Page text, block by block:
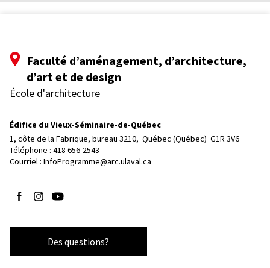
Faculté d’aménagement, d’architecture,
d’art et de design
École d'architecture
Édifice du Vieux-Séminaire-de-Québec
1, côte de la Fabrique, bureau 3210, Québec (Québec)  G1R 3V6
Téléphone : 418 656-2543
Courriel : InfoProgramme@arc.ulaval.ca
Suivez-nous sur Facebook
Suivez-nous sur Instagram
Suivez-nous sur YouTube
Des questions?